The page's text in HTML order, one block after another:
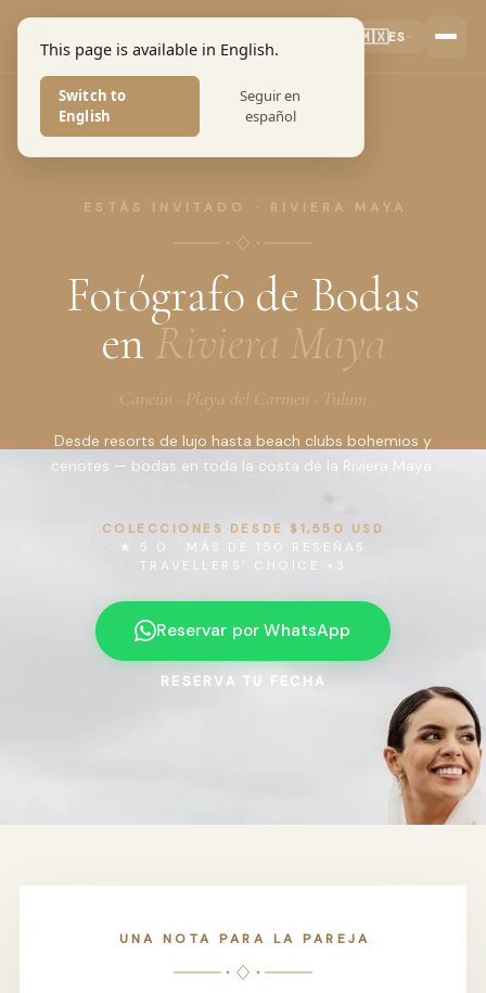
This page is available in English.
Switch to
English
Seguir en
español
PHOTOGRAPHERS
🇲🇽ES
ESTÁS INVITADO · RIVIERA MAYA
Fotógrafo de Bodas
enRiviera Maya
Cancún · Playa del Carmen · Tulum
Desde resorts de lujo hasta beach clubs bohemios y
cenotes — bodas en toda la costa de la Riviera Maya.
COLECCIONES DESDE $1,550 USD
★ 5.0 · MÁS DE 150 RESEÑAS
TRAVELLERS’ CHOICE ×3
Reservar por WhatsApp
RESERVA TU FECHA
UNA NOTA PARA LA PAREJA